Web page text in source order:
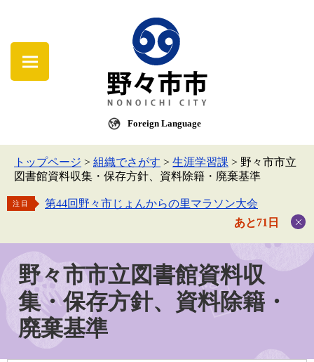
Foreign Language
トップページ > 組織でさがす > 生涯学習課 > 野々市市立
図書館資料収集・保存方針、資料除籍・廃棄基準
注目
第44回野々市じょんからの里マラソン大会
あと71日
野々市市立図書館資料収
集・保存方針、資料除籍・
廃棄基準